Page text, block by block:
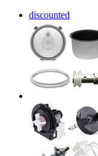
discounted